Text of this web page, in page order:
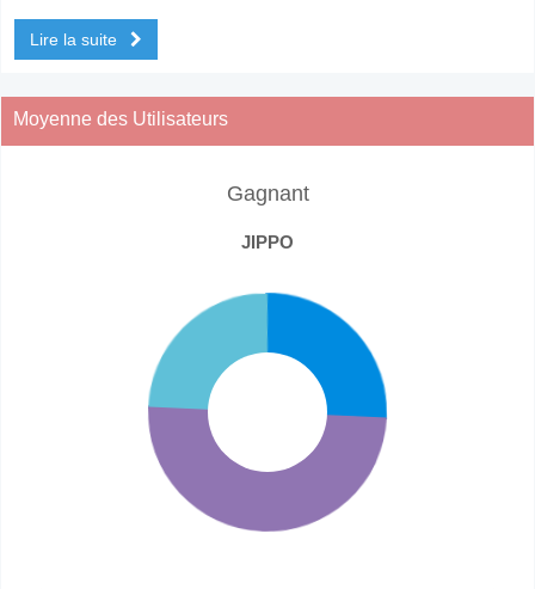
Lire la suite
Moyenne des Utilisateurs
Gagnant
JIPPO